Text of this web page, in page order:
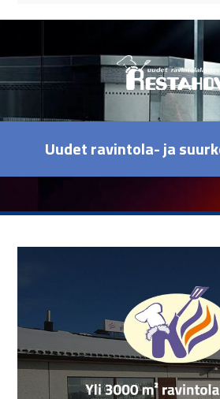
Uudet ravintola- ja